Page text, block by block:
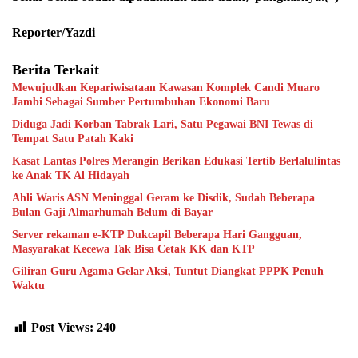
Reporter/Yazdi
Berita Terkait
Mewujudkan Kepariwisataan Kawasan Komplek Candi Muaro
Jambi Sebagai Sumber Pertumbuhan Ekonomi Baru
Diduga Jadi Korban Tabrak Lari, Satu Pegawai BNI Tewas di
Tempat Satu Patah Kaki
Kasat Lantas Polres Merangin Berikan Edukasi Tertib Berlalulintas
ke Anak TK Al Hidayah
Ahli Waris ASN Meninggal Geram ke Disdik, Sudah Beberapa
Bulan Gaji Almarhumah Belum di Bayar
Server rekaman e-KTP Dukcapil Beberapa Hari Gangguan,
Masyarakat Kecewa Tak Bisa Cetak KK dan KTP
Giliran Guru Agama Gelar Aksi, Tuntut Diangkat PPPK Penuh
Waktu
Post Views: 240